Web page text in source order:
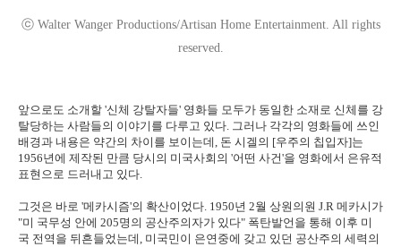
ⓒ Walter Wanger Productions/Artisan Home Entertainment. All rights
reserved.
앞으로도 소개할 '신체 강탈자들' 영화들 모두가 동일한 소재로 신체를 강
탈당하는 사람들의 이야기를 다루고 있다. 그러나 각각의 영화들에 쓰인
배경과 내용은 약간의 차이를 보이는데, 돈 시겔의 [우주의 칩입자]는
1956년에 제작된 만큼 당시의 미국사회의 '어떤 사건'을 영화에서 은유적
표현으로 드러내고 있다.
그것은 바로 '메카시즘'의 확산이었다. 1950년 2월 상원의원 J.R 메카시가
"미 국무성 안에 205명의 공산주의자가 있다" 폭탄발언을 통해 이후 미
국 전역을 뒤흔들었는데, 미국민이 은연중에 갖고 있던 공산주의 세력의